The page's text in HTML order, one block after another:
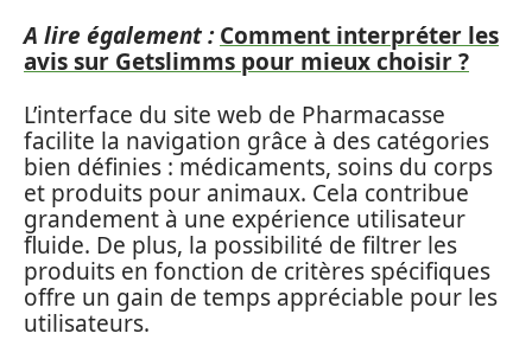
A lire également : Comment interpréter les
avis sur Getslimms pour mieux choisir ?
L’interface du site web de Pharmacasse
facilite la navigation grâce à des catégories
bien définies : médicaments, soins du corps
et produits pour animaux. Cela contribue
grandement à une expérience utilisateur
fluide. De plus, la possibilité de filtrer les
produits en fonction de critères spécifiques
offre un gain de temps appréciable pour les
utilisateurs.